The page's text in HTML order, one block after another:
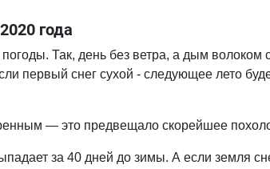
года
Так, день без ветра, а дым волоком
первый снег сухой - следующее лето
— это предвещало скорейшее
за 40 дней до зимы. А если земля